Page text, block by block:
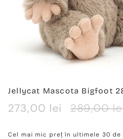
Jellycat Mascota Bigfoot
Verkaufspreis
273,00 lei
Regulärer
289,00
Cel mai mic preț în ultimele 30